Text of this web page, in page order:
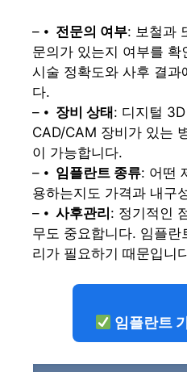
– ⦁ 전문의 여부: 보철과
문의가 있는지 여부를 확
시술 정확도와 사후 결과
다.
– ⦁ 장비 상태: 디지털
CAD/CAM 장비가 있는
이 가능합니다.
– ⦁ 임플란트 종류: 어떤
용하는지도 가격과 내구
– ⦁ 사후관리: 정기적인
무도 중요합니다. 임플
리가 필요하기 때문입니
임플란트